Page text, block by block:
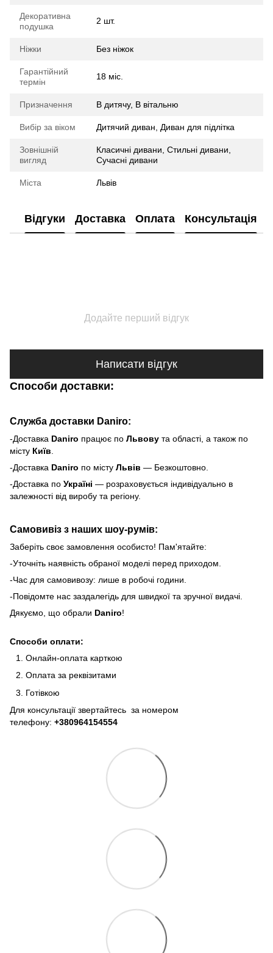
Декоративна
подушка
2 шт.
Ніжки Без ніжок
Гарантійний
термін
18 міс.
Призначення В дитячу, В вітальню
Вибір за віком Дитячий диван, Диван для підлітка
Зовнішній
вигляд
Класичні дивани, Стильні дивани,
Сучасні дивани
Міста Львів
Відгуки Доставка Оплата Консультація
Додайте перший відгук
Написати відгук
Способи доставки:
Служба доставки Daniro:
-Доставка Daniro працює по Львову та області, а також по
місту Київ
-Доставка Daniro по місту Львів — Безкоштовно.
-Доставка по Україні — розраховується індивідуально в
залежності від виробу та регіону.
Самовивіз з наших шоу-румів:
Заберіть своє замовлення особисто! Пам'ятайте:
-Уточніть наявність обраної моделі перед приходом.
-Час для самовивозу: лише в робочі години.
-Повідомте нас заздалегідь для швидкої та зручної видачі.
Дякуємо, що обрали Daniro!
Способи оплати:
Онлайн-оплата карткою
Оплата за реквізитами
Готівкою
Для консультації звертайтесь за номером
телефону: +380964154554